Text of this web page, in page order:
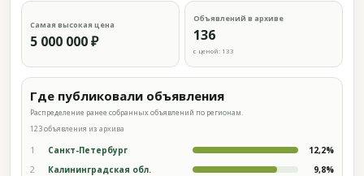
Самая высокая цена
5 000 000 ₽
Объявлений в архиве
136
с ценой: 133
Где публиковали объявления
Распределение ранее собранных объявлений по регионам.
123 объявления из архива
1 Санкт-Петербург 12,2%
2 Калининградская обл. 9,8%